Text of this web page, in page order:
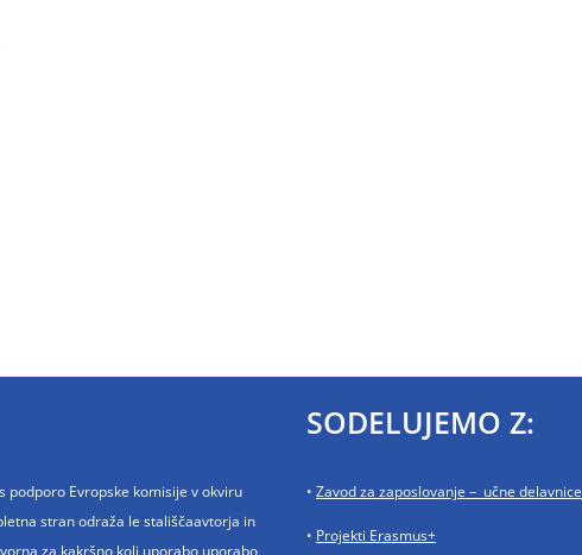
podporo Evropske komisije v okviru
stran odraža le stališčaavtorja in
SODELUJEMO Z:
• Zavod za zaposlovanje – učne delavnice
• Projekti Erasmus+